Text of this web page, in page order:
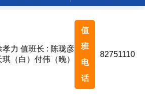
孝力 值班长 : 陈珑彦
（白）付伟（晚）
值
班
电
话
82751110